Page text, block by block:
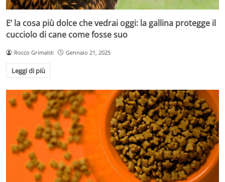
E’ la cosa più dolce che vedrai oggi: la gallina protegge il
cucciolo di cane come fosse suo
Rocco Grimaldi Gennaio 21, 2025
Leggi di più